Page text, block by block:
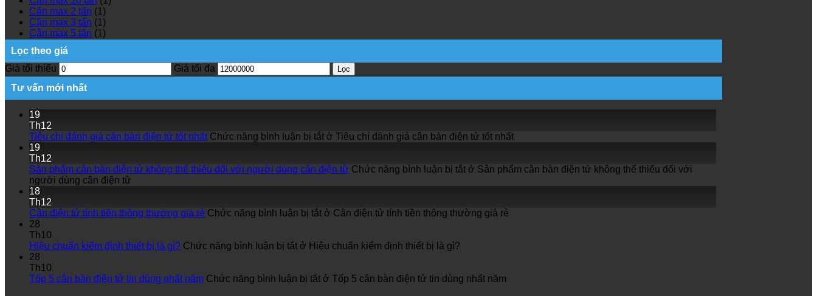
Cân max 2 tấn (1)
Cân max 3 tấn (1)
Cân max 5 tấn (1)
Lọc theo giá
Giá tối thiểu
Giá tối đa Lọc
Tư vấn mới nhất
19
Th12
Tiêu chí đánh giá cân bàn điện tử tốt nhất Chức năng bình luận bị tắt ở Tiêu chí đánh giá cân bàn điện tử tốt nhất
19
Th12
Sản phẩm cân bàn điện tử không thể thiếu đối với người dùng cân điện tử Chức năng bình luận bị tắt ở Sản phẩm cân bàn điện tử không thể thiếu đối với
người dùng cân điện tử
18
Th12
Cân điện tử tính tiền thông thường giá rẻ Chức năng bình luận bị tắt ở Cân điện tử tính tiền thông thường giá rẻ
28
Th10
Hiệu chuẩn kiểm định thiết bị là gì? Chức năng bình luận bị tắt ở Hiệu chuẩn kiểm định thiết bị là gì?
28
Th10
Tốp 5 cân bàn điện tử tin dùng nhất năm Chức năng bình luận bị tắt ở Tốp 5 cân bàn điện tử tin dùng nhất năm